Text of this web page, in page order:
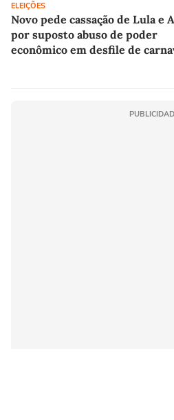
ELEIÇÕES
Novo pede cassação de Lula e
por suposto abuso de poder
econômico em desfile de